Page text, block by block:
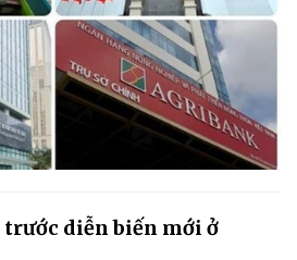
trước diễn biến mới ở